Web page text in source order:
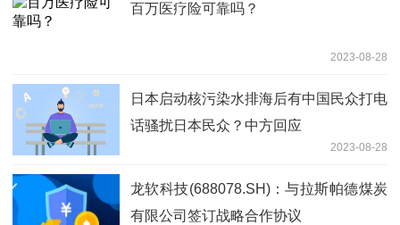
百万医疗险可靠吗？
2023-08-28
日本启动核污染水排海后有中国民众打电
话骚扰日本民众？中方回应
2023-08-28
龙软科技(688078.SH)：与拉斯帕德煤炭
有限公司签订战略合作协议